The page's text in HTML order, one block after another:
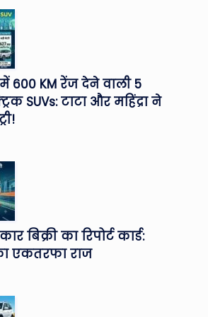
KM रेंज देने वाली 5
SUVs: टाटा और महिंद्रा ने
बिक्री का रिपोर्ट कार्ड:
एकतरफा राज